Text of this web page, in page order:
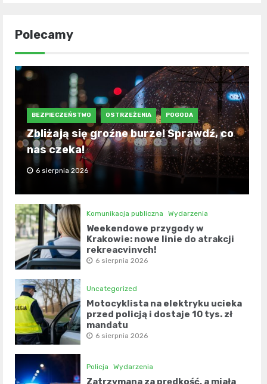
Polecamy
BEZPIECZEŃSTWO OSTRZEŻENIA POGODA
Zbliżają się groźne burze! Sprawdź, co
nas czeka!
6 sierpnia 2026
Komunikacja publiczna Wydarzenia
Weekendowe przygody w
Krakowie: nowe linie do atrakcji
rekreacyjnych!
6 sierpnia 2026
Uncategorized
Motocyklista na elektryku ucieka
przed policją i dostaje 10 tys. zł
mandatu
6 sierpnia 2026
Policja Wydarzenia
Zatrzymana za prędkość, a miała